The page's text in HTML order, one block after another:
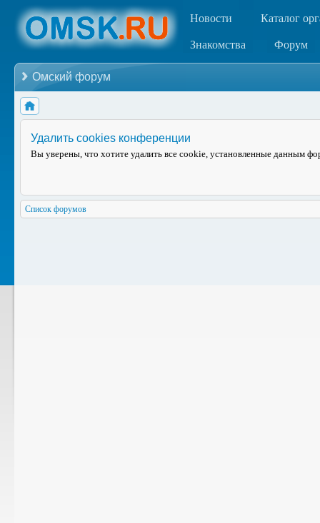
Новости Каталог
Знакомства Форум
Омский форум
Удалить cookies конференции
Вы уверены, что хотите удалить все cookie, установленные данным
Список форумов